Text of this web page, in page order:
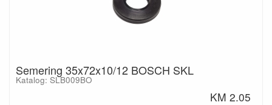
Semering 35x72x10/12 BOSCH SKL
Katalog: SLB009BO
KM 2.05